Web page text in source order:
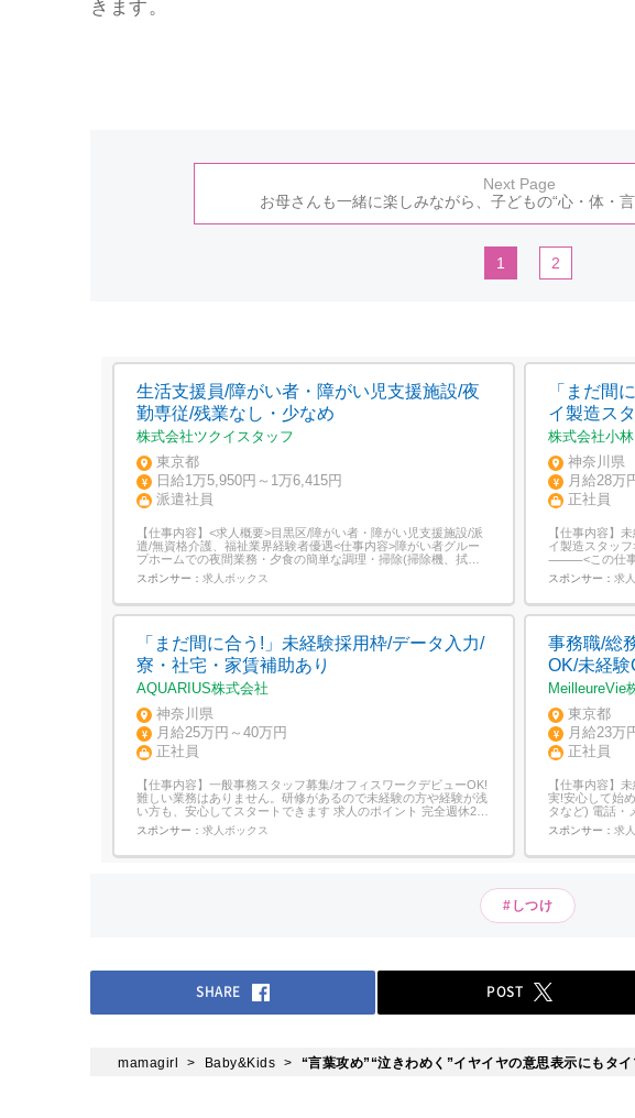
きます。
Next Page
お母さんも一緒に楽しみながら、子どもの“心・体・
1 2
生活支援員/障がい者・障がい児支援施設/夜
勤専従/残業なし・少なめ
株式会社ツクイスタッフ
東京都
日給1万5,950円～1万6,415円
派遣社員
【仕事内容】<求人概要>目黒区/障がい者・障がい児支援施設/派
遣/無資格介護、福祉業界経験者優遇<仕事内容>障がい者グルー
プホームでの夜間業務・夕食の簡単な調理・掃除(掃除機、拭き
掃除)・利用者さんのお話相手・夜間の見守り巡回・保護猫への
餌やり、トイレ処理(施設内は保護猫が3匹います。)・支援記録入
ん。無資格・未...
スポンサー： 求人ボックス
「まだ間
イ製造ス
株式会社小林
神奈川県
月給28万
正社員
【仕事内容】
イ製造スタッ
⸻<この仕事、
ラボのカプセ
に触れられる
の軽作業を中...
スポンサー： 求
「まだ間に合う!」未経験採用枠/データ入力/
寮・社宅・家賃補助あり
AQUARIUS株式会社
神奈川県
月給25万円～40万円
正社員
【仕事内容】一般事務スタッフ募集/オフィスワークデビューOK!
難しい業務はありません。研修があるので未経験の方や経験が浅
い方も、安心してスタートできます 求人のポイント 完全週休2日
制(土日祝休) 20代・30代若手活躍中! 年間休日125日以上 賞与年2
回(6月・12月) お仕事内容 事務サポートをお任せします!具体的に
スポンサー： 求人ボックス
事務職/総
OK/未経験
MeilleureVie
東京都
月給23万
正社員
【仕事内容】
実!安心して始
タなど) 電話・
POINT 1. 無理
ほぼなし!昇給
スポンサー： 求
#しつけ
SHARE POST
mamagirl Baby&Kids “言葉攻め”“泣きわめく”イヤイヤの意思表示にもタイ